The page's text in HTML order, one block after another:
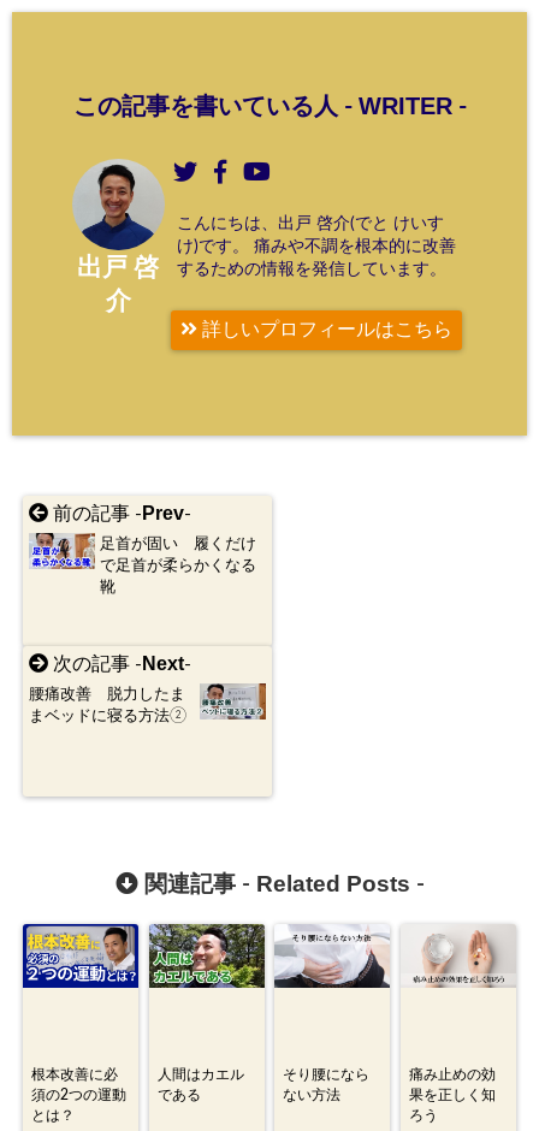
この記事を書いている人 - WRITER-
出戸 啓
介
こんにちは、出戸 啓介(でと けいす
け)です。 痛みや不調を根本的に改善
するための情報を発信しています。
詳しいプロフィールはこちら
前の記事 - Prev-
足首が固い 履くだけ
で足首が柔らかくなる
靴
次の記事 - Next-
腰痛改善 脱力したま
まベッドに寝る方法②
関連記事 - Related Posts -
根本改善に必
須の2つの運動
とは？
人間はカエル
である
そり腰になら
ない方法
痛み止めの効
果を正しく知
ろう